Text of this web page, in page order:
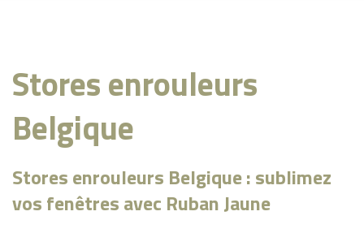
Stores enrouleurs
Belgique
Stores enrouleurs Belgique : sublimez
vos fenêtres avec Ruban Jaune